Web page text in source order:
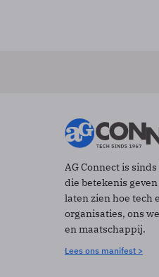
AG Connect is
die betekenis
laten zien hoe tech
organisaties, ons
en maatschappij.
Lees ons manifest >